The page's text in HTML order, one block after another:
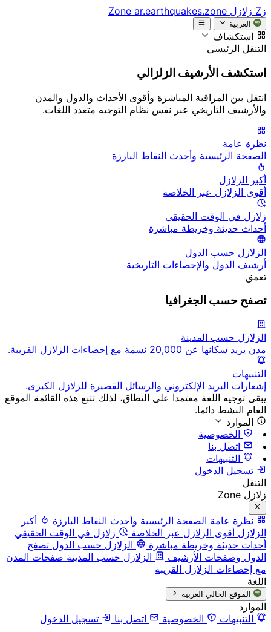
زZ زلازل Zone ar.earthquakes.zone
العربية
استكشاف
التنقل الرئيسي
استكشف الأرشيف الزلزالي
انتقل بين المراقبة المباشرة وأقوى الأحداث والدول والمدن
والأرشيف التاريخي عبر نفس نظام التوجيه متعدد اللغات.
نظرة عامة
الصفحة الرئيسية وأحدث النقاط البارزة
أكبر الزلازل
أقوى الزلازل عبر الخلاصة
زلازل في الوقت الحقيقي
أحداث حديثة وخريطة مباشرة
الزلازل حسب الدول
أرشيف الدول والإحصاءات التاريخية
تعمق
تصفح حسب الجغرافيا
الزلازل حسب المدينة
مدن يزيد سكانها عن 20,000 نسمة مع إحصاءات الزلازل القريبة.
التنبيهات
إشعارات البريد الإلكتروني والرسائل القصيرة للزلازل الكبرى.
يبقى توجيه اللغة معتمدا على النطاق، لذلك تتبع هذه القائمة الموقع
العام النشط دائما.
الموارد
الخصوصية
اتصل بنا
التنبيهات
تسجيل الدخول
التنقل
زلازل Zone
نظرة عامة الصفحة الرئيسية وأحدث النقاط البارزة
أكبر
الزلازل أقوى الزلازل عبر الخلاصة
زلازل في الوقت الحقيقي
أحداث حديثة وخريطة مباشرة
الزلازل حسب الدول تصفح
الدول وصفحات الأرشيف
الزلازل حسب المدينة صفحات المدن
مع إحصاءات الزلازل القريبة
اللغة
الموقع الحالي العربية
الموارد
التنبيهات
الخصوصية اتصل بنا
تسجيل الدخول